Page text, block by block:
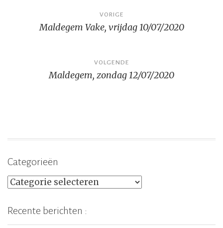
navigatie
VORIGE
Maldegem Vake, vrijdag 10/07/2020
VOLGENDE
Maldegem, zondag 12/07/2020
Categorieën
Categorieën
Recente berichten :